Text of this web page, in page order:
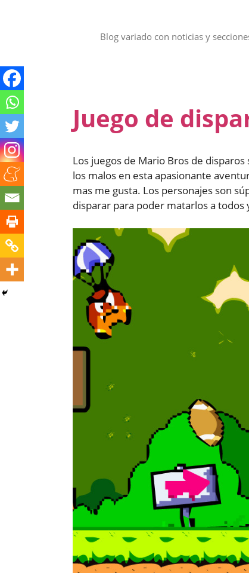
Blog variado con noticias y
Juego de
Los juegos de Mario Bros de
los malos en esta apasionante
mas me gusta. Los personajes son
disparar para poder matarlos a todos